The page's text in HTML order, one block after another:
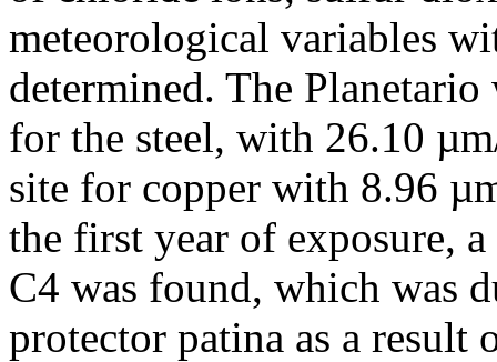
meteorological variables
determined. The
for the steel, with 26.10
site for copper with 8.96
the first year of exposure,
C4 was found, which was
protector patina as a result